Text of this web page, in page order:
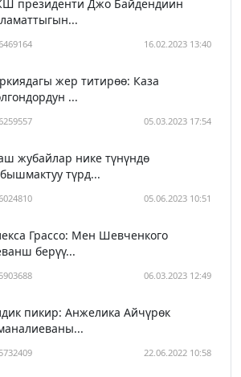
президенти Джо Байдендиин
16.02.2023 13:40
жер титирөө: Каза
...
05.03.2023 17:54
жубайлар нике түнүндө
түрд...
05.06.2023 10:51
Грассо: Мен Шевченкого
берүү...
5903688 06.03.2023 12:49
пикир: Анжелика Айчүрөк
5732409 22.06.2022 10:58